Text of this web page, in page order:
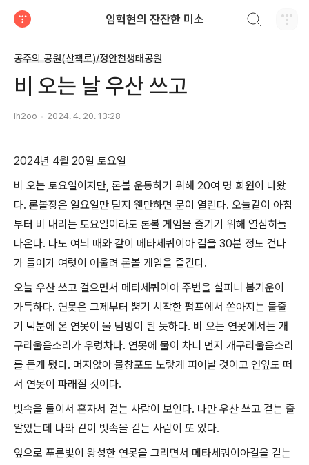
임혁현의 잔잔한 미소
공주의 공원(산책로)/정안천생태공원
비 오는 날 우산 쓰고
ih2oo 2024. 4. 20. 13:28
2024년 4월 20일 토요일
비 오는 토요일이지만, 론볼 운동하기 위해 20여 명 회원이 나왔
다. 론볼장은 일요일만 닫지 웬만하면 문이 열린다. 오늘같이 아침
부터 비 내리는 토요일이라도 론볼 게임을 즐기기 위해 열심히들
나온다. 나도 여늬 때와 같이 메타세쿼이아 길을 30분 정도 걷다
가 들어가 여럿이 어울려 론볼 게임을 즐긴다.
오늘 우산 쓰고 걸으면서 메타세쿼이아 주변을 살피니 봄기운이
가득하다. 연못은 그제부터 뿜기 시작한 펌프에서 쏟아지는 물줄
기 덕분에 온 연못이 물 덤벙이 된 듯하다. 비 오는 연못에서는 개
구리울음소리가 우렁차다. 연못에 물이 차니 먼저 개구리울음소리
를 듣게 됐다. 머지않아 물창포도 노랗게 피어날 것이고 연잎도 떠
서 연못이 파래질 것이다.
빗속을 둘이서 혼자서 걷는 사람이 보인다. 나만 우산 쓰고 걷는 줄
알았는데 나와 같이 빗속을 걷는 사람이 또 있다.
앞으로 푸른빛이 왕성한 연못을 그리면서 메타세쿼이아길을 걷는